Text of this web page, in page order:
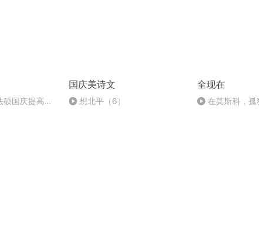
国庆提高班
国庆美诗文
想北平（6）
全现在
在莫斯科，孤